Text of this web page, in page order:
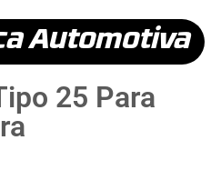
Automotiva
25 Para